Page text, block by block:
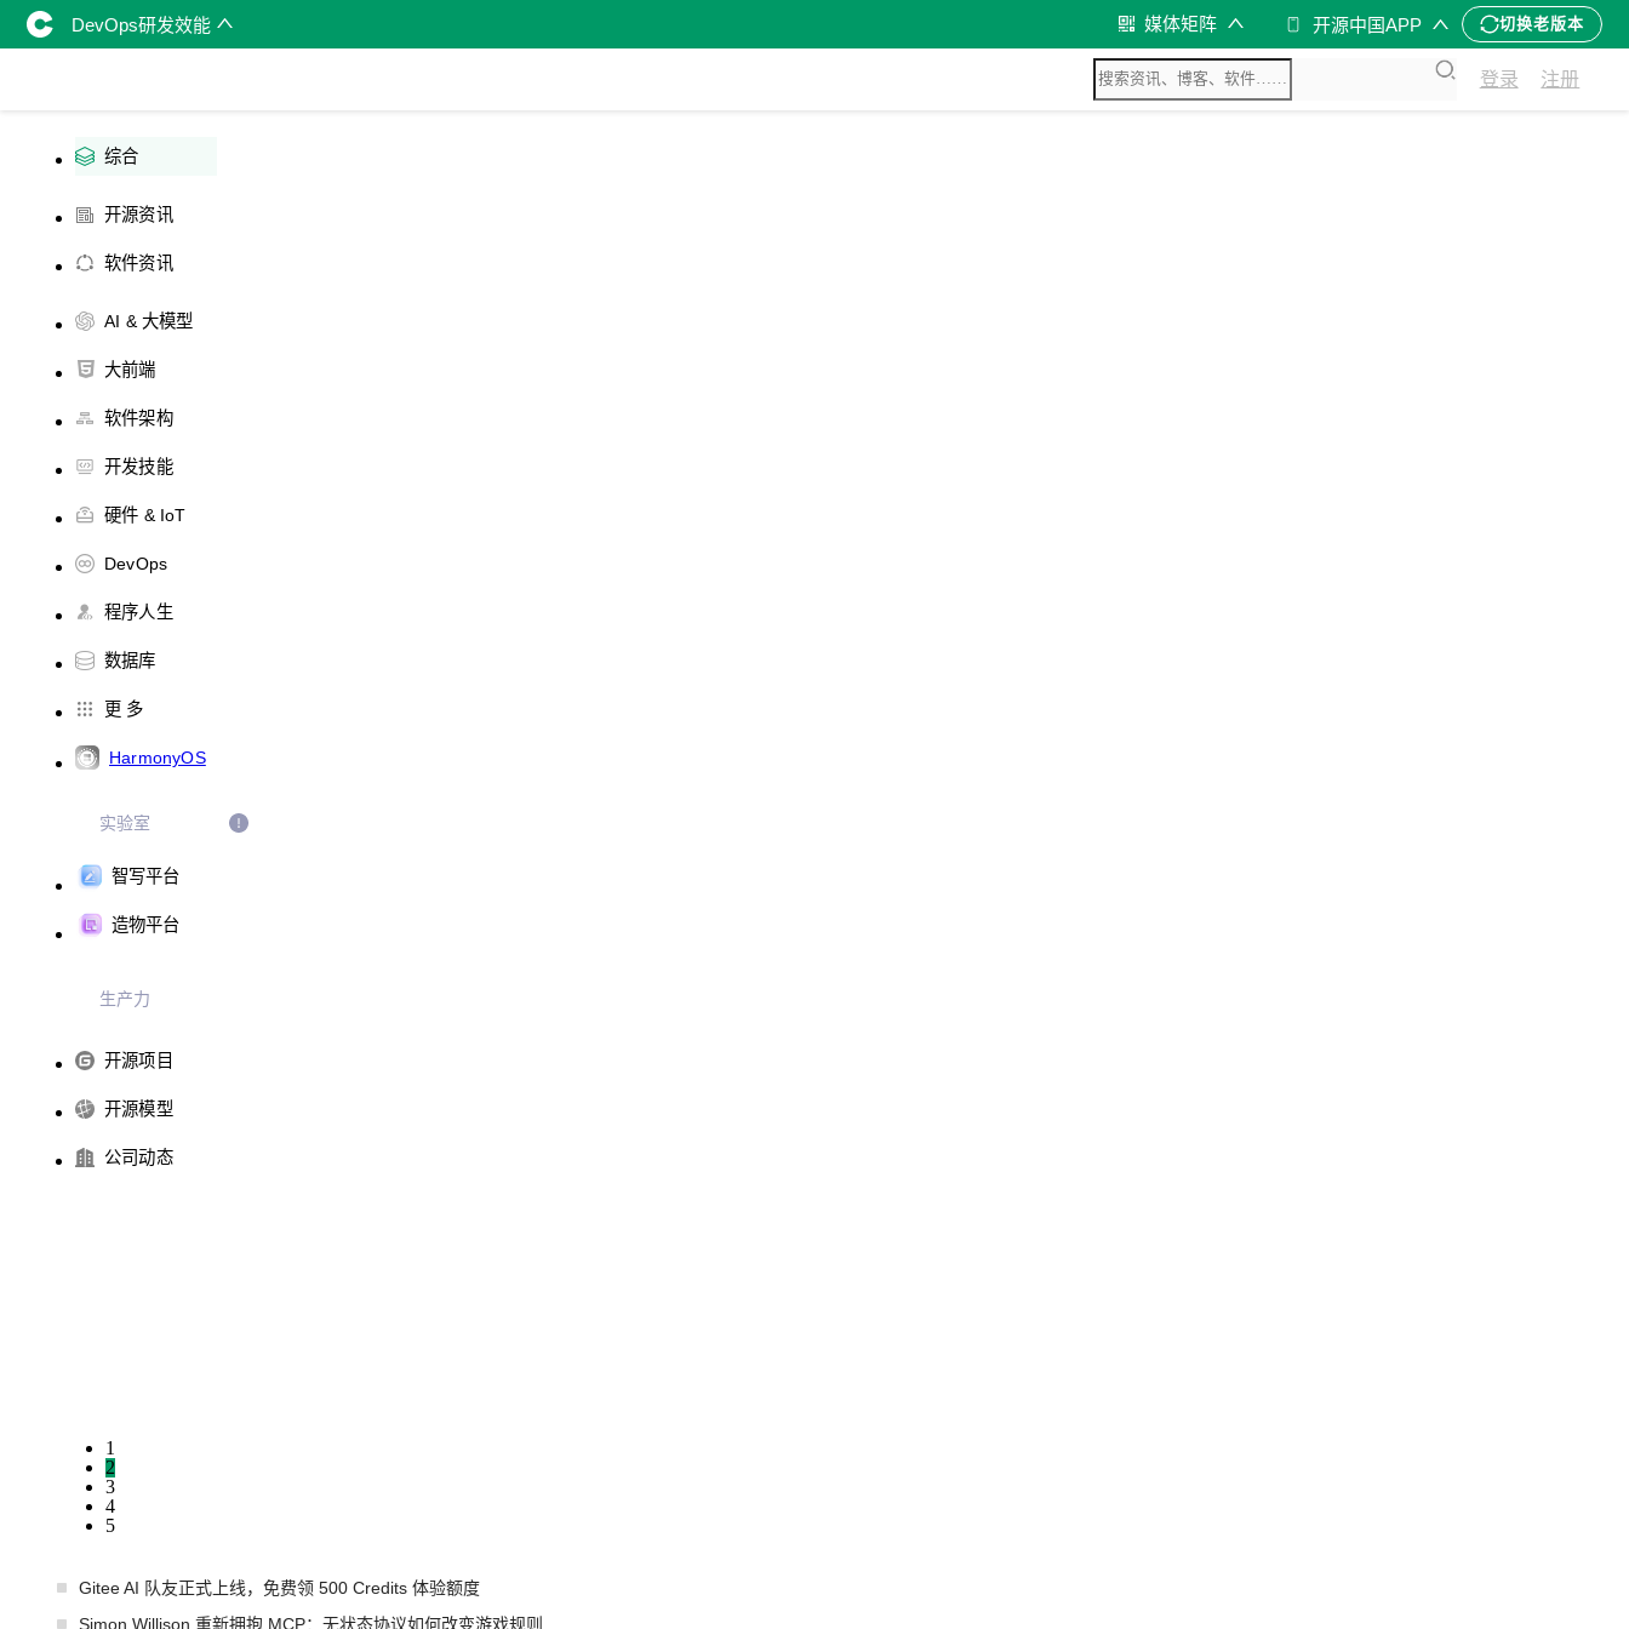
DevOps研发效能 媒体矩阵 开源中国APP 切换老版本
登录 注册
综合
开源资讯
软件资讯
AI & 大模型
大前端
软件架构
开发技能
硬件 & IoT
DevOps
程序人生
数据库
更 多
HarmonyOS
实验室
智写平台
造物平台
生产力
开源项目
开源模型
公司动态
1
2
3
4
5
Gitee AI 队友正式上线，免费领 500 Credits 体验额度
Simon Willison 重新拥抱 MCP：无状态协议如何改变游戏规则